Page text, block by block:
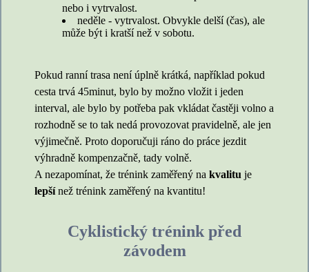
nebo i vytrvalost.
neděle - vytrvalost. Obvykle delší (čas), ale
může být i kratší než v sobotu.
Pokud ranní trasa není úplně krátká, například pokud
cesta trvá 45minut, bylo by možno vložit i jeden
interval, ale bylo by potřeba pak vkládat častěji volno a
rozhodně se to tak nedá provozovat pravidelně, ale jen
výjimečně. Proto doporučuji ráno do práce jezdit
výhradně kompenzačně, tady volně.
A nezapomínat, že trénink zaměřený na kvalitu je
lepšínež trénink zaměřený na kvantitu!
Cyklistický trénink před
závodem